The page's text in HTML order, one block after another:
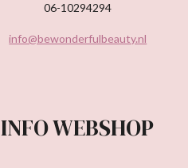
06-10294294
info@bewonderfulbeauty.nl
INFO WEBSHOP